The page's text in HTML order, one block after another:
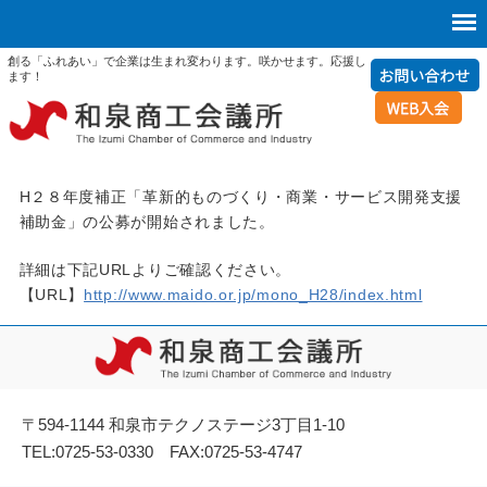
創る「ふれあい」で企業は生まれ変わります。咲かせます。応援し
ます！
H２８年度補正「革新的ものづくり・商業・サービス開発支援
補助金」の公募が開始されました。
詳細は下記URLよりご確認ください。
【URL】 http://www.maido.or.jp/mono_H28/index.html
〒594-1144 和泉市テクノステージ3丁目1-10
TEL:0725-53-0330 FAX:0725-53-4747